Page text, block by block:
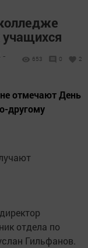
-
653 0 2
отмечают День
другому
отдела по
Гильфанов.